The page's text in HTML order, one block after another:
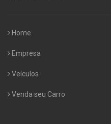
Home
Empresa
Veículos
Venda seu Carro